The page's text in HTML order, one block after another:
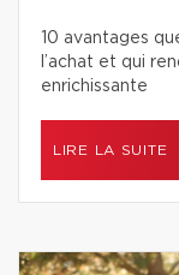
10 avantages
l’achat et qui
enrichissante
LIRE LA SUITE